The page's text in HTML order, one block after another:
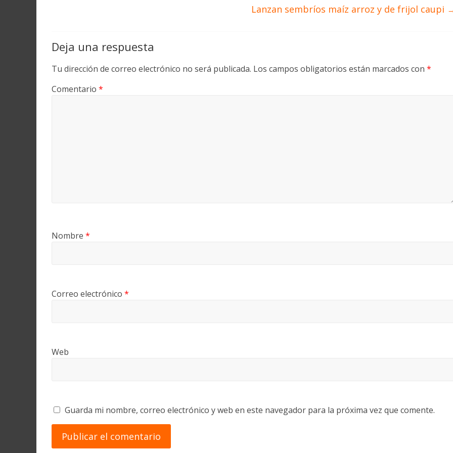
Lanzan sembríos maíz arroz y de frijol caupi
Deja una respuesta
Tu dirección de correo electrónico no será publicada. Los campos obligatorios están marcados con *
Comentario *
Nombre *
Correo electrónico *
Web
Guarda mi nombre, correo electrónico y web en este navegador para la próxima vez que comente.